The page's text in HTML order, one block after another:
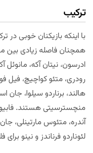
ترکیب
با اینکه بازیکنان خوبی در
همچنان فاصله زیادی بین
ادرسون، نیتان آکه، مانوئل
رودری، متئو کواچیچ، فیل
هالند، برناردو سیلوا، جان
منچسترسیتی هستند. فابیو،
آندره، متئوس مارتینلی،
لئوناردو فرناندز و نینو